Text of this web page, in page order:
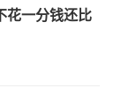
花一分钱还比